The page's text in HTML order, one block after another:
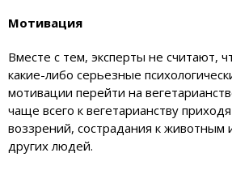
Мотивация
Вместе с тем, эксперты не считают,
какие-либо серьезные
мотивации перейти на
чаще всего к вегетарианству
воззрений, сострадания к животным
других людей.